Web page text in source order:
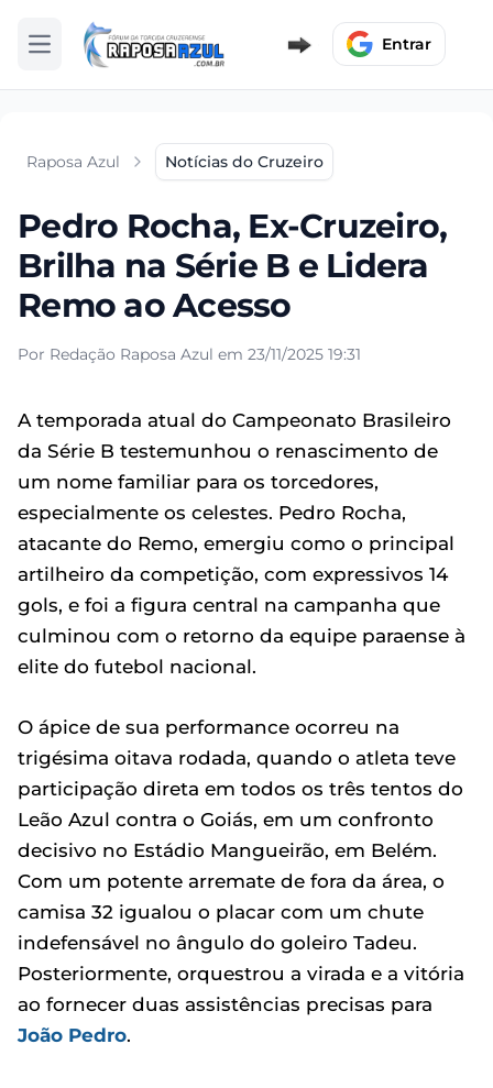
Abrir menu Entrar
Raposa Azul Notícias do Cruzeiro
Pedro Rocha, Ex-Cruzeiro,
Brilha na Série B e Lidera
Remo ao Acesso
Por Redação Raposa Azul em 23/11/2025 19:31
A temporada atual do Campeonato Brasileiro
da Série B testemunhou o renascimento de
um nome familiar para os torcedores,
especialmente os celestes. Pedro Rocha,
atacante do Remo, emergiu como o principal
artilheiro da competição, com expressivos 14
gols, e foi a figura central na campanha que
culminou com o retorno da equipe paraense à
elite do futebol nacional.
O ápice de sua performance ocorreu na
trigésima oitava rodada, quando o atleta teve
participação direta em todos os três tentos do
Leão Azul contra o Goiás, em um confronto
decisivo no Estádio Mangueirão, em Belém.
Com um potente arremate de fora da área, o
camisa 32 igualou o placar com um chute
indefensável no ângulo do goleiro Tadeu.
Posteriormente, orquestrou a virada e a vitória
ao fornecer duas assistências precisas para
João Pedro.